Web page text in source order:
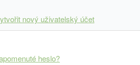
nový uživatelský účet
heslo?